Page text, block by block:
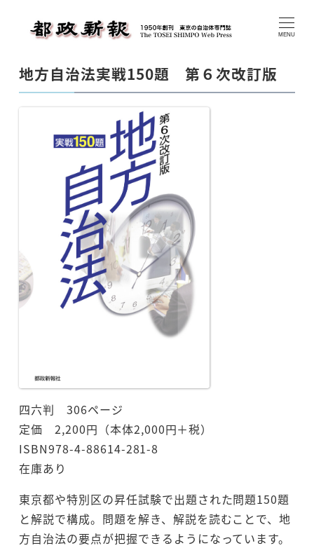
MENU
地方自治法実戦150題 第６次改訂版
四六判 306ページ
定価 2,200円（本体2,000円＋税）
ISBN978-4-88614-281-8
在庫あり
東京都や特別区の昇任試験で出題された問題150題
と解説で構成。問題を解き、解説を読むことで、地
方自治法の要点が把握できるようになっています。